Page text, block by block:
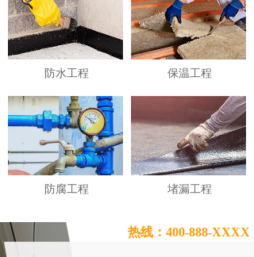
防水工程 保温工程
防腐工程 堵漏工程
热线：400-888-XXXX